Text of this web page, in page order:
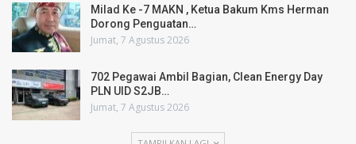
Milad Ke -7 MAKN , Ketua Bakum Kms Herman
Dorong Penguatan…
Jumat, 7 Agustus 2026
702 Pegawai Ambil Bagian, Clean Energy Day
PLN UID S2JB…
Jumat, 7 Agustus 2026